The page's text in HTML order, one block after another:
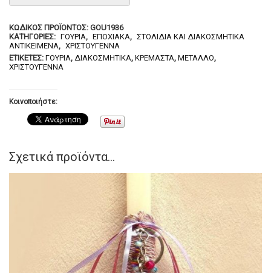
ΚΩΔΙΚΌΣ ΠΡΟΪΌΝΤΟΣ: GOU1936
ΚΑΤΗΓΟΡΊΕΣ: ΓΟΎΡΙΑ, ΕΠΟΧΙΑΚΆ, ΣΤΟΛΊΔΙΑ ΚΑΙ ΔΙΑΚΟΣΜΗΤΙΚΆ
ΑΝΤΙΚΕΊΜΕΝΑ, ΧΡΙΣΤΟΎΓΕΝΝΑ
ΕΤΙΚΈΤΕΣ: ΓΟΎΡΙΑ, ΔΙΑΚΟΣΜΗΤΙΚΆ, ΚΡΕΜΑΣΤΆ, ΜΈΤΑΛΛΟ,
ΧΡΙΣΤΟΎΓΕΝΝΑ
Κοινοποιήστε:
Σχετικά προϊόντα...